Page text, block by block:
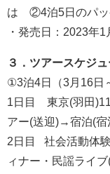
は ②4泊5日のパッ
・発売日：2023年
３．ツアースケジ
①3泊4日（3月16日
1日目 東京(羽田
アー(送迎)→宿泊(宿
2日目 社会活動体
ィナー・民謡ライ